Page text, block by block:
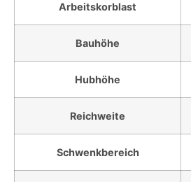
Arbeitskorblast
Bauhöhe
Hubhöhe
Reichweite
Schwenkbereich